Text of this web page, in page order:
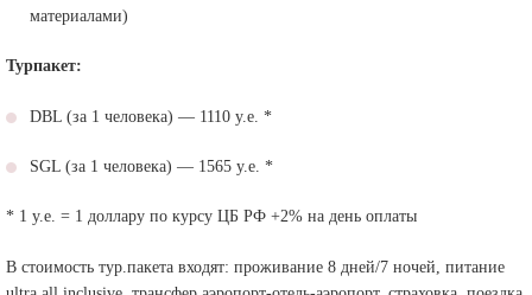
материалами)
Турпакет:
DBL (за 1 человека) — 1110 у.е. *
SGL (за 1 человека) — 1565 у.е. *
* 1 у.е. = 1 доллару по курсу ЦБ РФ +2% на день оплаты
В стоимость тур.пакета входят: проживание 8 дней/7 ночей, питание